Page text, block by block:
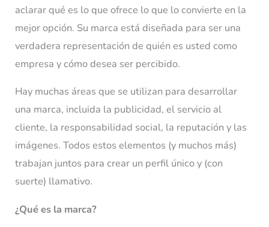
aclarar qué es lo que ofrece lo que lo convierte en la
mejor opción. Su marca está diseñada para ser una
verdadera representación de quién es usted como
empresa y cómo desea ser percibido.
Hay muchas áreas que se utilizan para desarrollar
una marca, incluida la publicidad, el servicio al
cliente, la responsabilidad social, la reputación y las
imágenes. Todos estos elementos (y muchos más)
trabajan juntos para crear un perfil único y (con
suerte) llamativo.
¿Qué es la marca?